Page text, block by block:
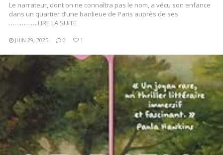
Le narrateur, dont on ne connaîtra pas le nom, a vécu son enfance
dans un quartier d’une banlieue de Paris auprès de ses
…………….LIRE LA SUITE
JUIN 29, 2025 0 1